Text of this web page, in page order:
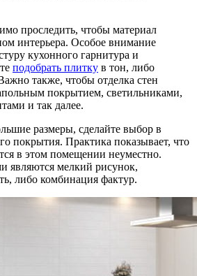
проследить, чтобы материал
интерьера. Особое внимание
кухонного гарнитура и
подобрать плитку в тон, либо
также, чтобы отделка стен
покрытием, светильниками,
и так далее.
размеры, сделайте выбор в
покрытия. Практика показывает, что
в этом помещении неуместно.
являются мелкий рисунок,
либо комбинация фактур.